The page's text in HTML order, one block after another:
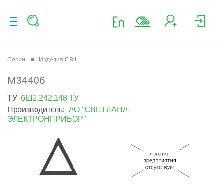
Серии Изделия СВЧ
М34406
ТУ: бШ2.242.148 ТУ
Производитель: АО "СВЕТЛАНА-
ЭЛЕКТРОНПРИБОР"